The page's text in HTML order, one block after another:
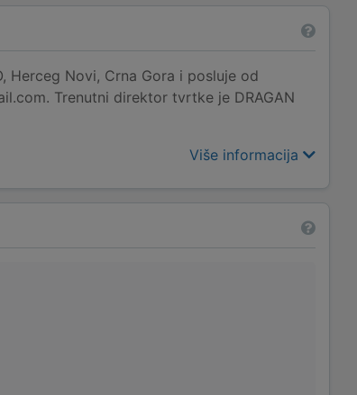
Herceg Novi, Crna Gora i posluje od
Trenutni direktor tvrtke je DRAGAN
Više informacija